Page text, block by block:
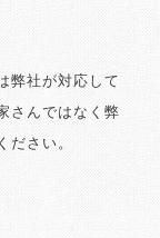
弊社が対応して
さんではなく弊
ださい。